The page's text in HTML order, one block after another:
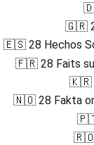
🇬🇷
🇪🇸 28 Hechos
🇫🇷 28 Faits
🇰🇷
🇳🇴 28 Fakta
🇵🇹
🇷🇴